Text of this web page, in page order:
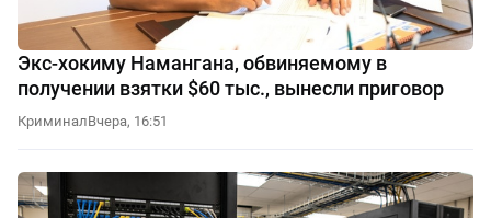
Экс-хокиму Намангана, обвиняемому в
получении взятки $60 тыс., вынесли приговор
КриминалВчера, 16:51